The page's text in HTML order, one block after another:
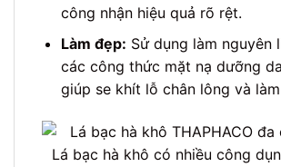
công nhận hiệu quả rõ rệt.
Làm đẹp: Sử dụng làm nguyên
các công thức mặt nạ dưỡng
giúp se khít lỗ chân lông và
Lá bạc hà khô có nhiều công